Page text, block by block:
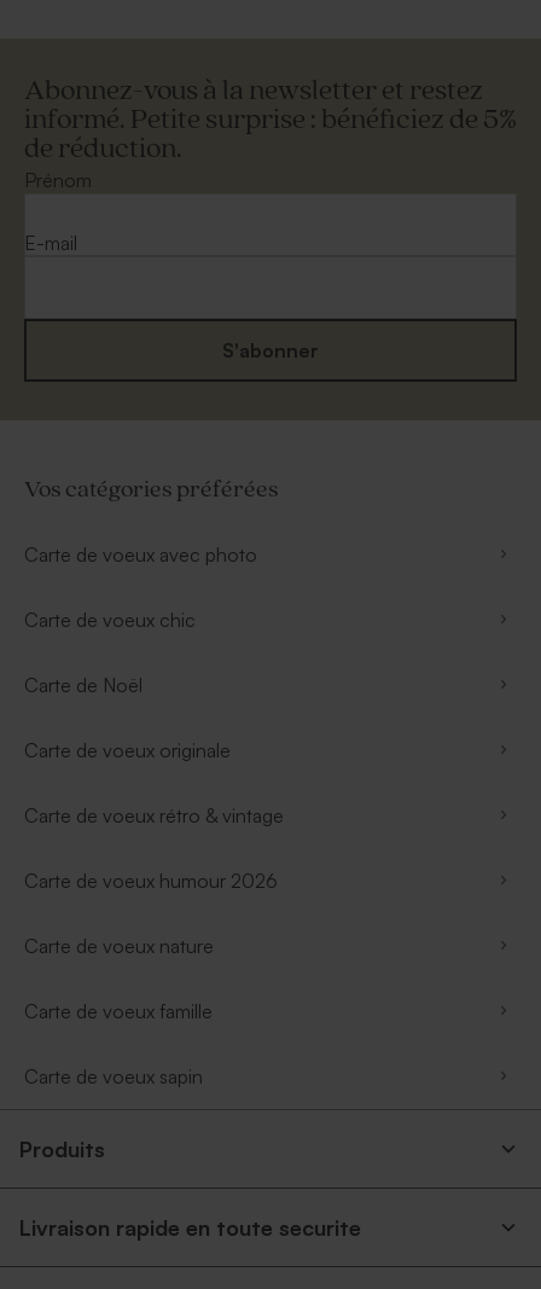
Abonnez-vous à la newsletter et restez
informé. Petite surprise : bénéficiez de 5%
de réduction.
Prénom
E-mail
S'abonner
Vos catégories préférées
Carte de voeux avec photo
Carte de voeux chic
Carte de Noël
Carte de voeux originale
Carte de voeux rétro & vintage
Carte de voeux humour 2026
Carte de voeux nature
Carte de voeux famille
Carte de voeux sapin
Produits
Livraison rapide en toute securite